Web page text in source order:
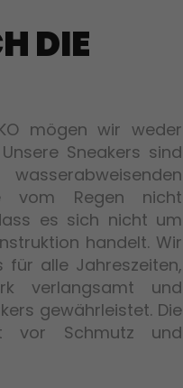
DIE
mögen wir weder
Sneakers sind
vom Regen nicht
es sich nicht um
handelt. Wir
für alle Jahreszeiten,
verlangsamt und
gewährleistet. Die
vor Schmutz und